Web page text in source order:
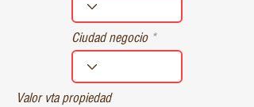
Ciudad negocio
Valor vta propiedad